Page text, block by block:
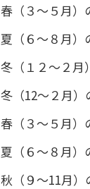
春（３～５月）
夏（６～８月）
冬（１２～２月
冬（12～２月）
春（３～５月）
夏（６～８月）
秋（９～11月）